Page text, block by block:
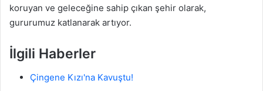
koruyan ve geleceğine sahip çıkan şehir olarak,
gururumuz katlanarak artıyor.
İlgili Haberler
Çingene Kızı'na Kavuştu!